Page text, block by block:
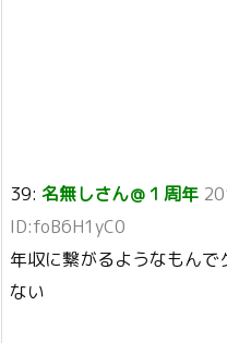
39: 名無しさん＠１周年
ID:foB6H1yC0
年収に繋がるようなもん
ない